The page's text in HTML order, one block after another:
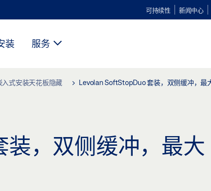
可持续性 新闻中心
装 服务
式安装天花板隐藏 Levolan SoftStopDuo 套装，双侧缓冲，最
，双侧缓冲，最大